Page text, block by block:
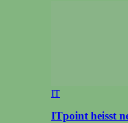
IT
ITpoint heisst